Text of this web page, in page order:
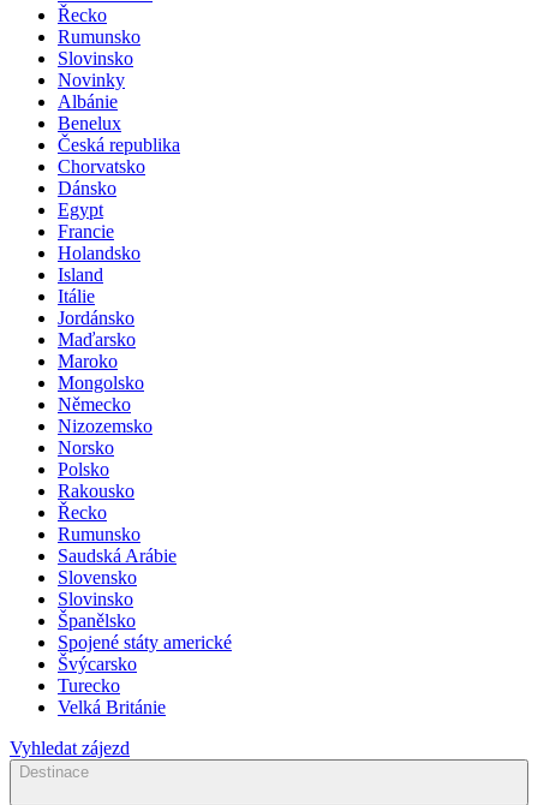
Řecko
Rumunsko
Slovinsko
Novinky
Albánie
Benelux
Česká republika
Chorvatsko
Dánsko
Egypt
Francie
Holandsko
Island
Itálie
Jordánsko
Maďarsko
Maroko
Mongolsko
Německo
Nizozemsko
Norsko
Polsko
Rakousko
Řecko
Rumunsko
Saudská Arábie
Slovensko
Slovinsko
Španělsko
Spojené státy americké
Švýcarsko
Turecko
Velká Británie
Vyhledat zájezd
Destinace